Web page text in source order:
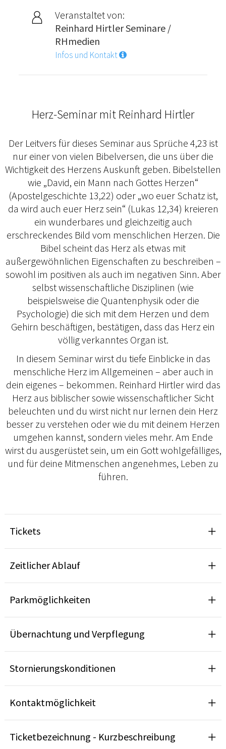
Veranstaltet von:
Reinhard Hirtler Seminare /
RHmedien
Infos und Kontakt
Herz-Seminar mit Reinhard Hirtler
Der Leitvers für dieses Seminar aus Sprüche 4,23 ist
nur einer von vielen Bibelversen, die uns über die
Wichtigkeit des Herzens Auskunft geben. Bibelstellen
wie „David, ein Mann nach Gottes Herzen“
(Apostelgeschichte 13,22) oder „wo euer Schatz ist,
da wird auch euer Herz sein“ (Lukas 12,34) kreieren
ein wunderbares und gleichzeitig auch
erschreckendes Bild vom menschlichen Herzen. Die
Bibel scheint das Herz als etwas mit
außergewöhnlichen Eigenschaften zu beschreiben –
sowohl im positiven als auch im negativen Sinn. Aber
selbst wissenschaftliche Disziplinen (wie
beispielsweise die Quantenphysik oder die
Psychologie) die sich mit dem Herzen und dem
Gehirn beschäftigen, bestätigen, dass das Herz ein
völlig verkanntes Organ ist.
In diesem Seminar wirst du tiefe Einblicke in das
menschliche Herz im Allgemeinen – aber auch in
dein eigenes – bekommen. Reinhard Hirtler wird das
Herz aus biblischer sowie wissenschaftlicher Sicht
beleuchten und du wirst nicht nur lernen dein Herz
besser zu verstehen oder wie du mit deinem Herzen
umgehen kannst, sondern vieles mehr. Am Ende
wirst du ausgerüstet sein, um ein Gott wohlgefälliges,
und für deine Mitmenschen angenehmes, Leben zu
führen.
Tickets
Zeitlicher Ablauf
Parkmöglichkeiten
Übernachtung und Verpflegung
Stornierungskonditionen
Kontaktmöglichkeit
Ticketbezeichnung - Kurzbeschreibung